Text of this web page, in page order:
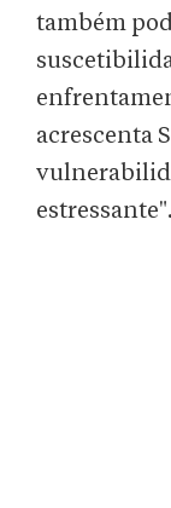
também
acrescenta
estressante".